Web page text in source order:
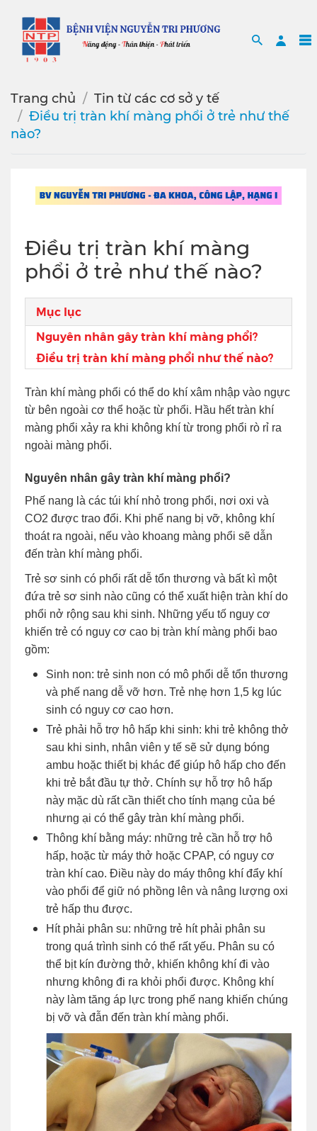
Search
Trang chủ
Tin từ các cơ sở y tế
Điều trị tràn khí màng phổi ở trẻ như thế
nào?
Điều trị tràn khí màng
phổi ở trẻ như thế nào?
Mục lục
Nguyên nhân gây tràn khí màng phổi?
Điều trị tràn khí màng phổi như thế nào?
Tràn khí màng phổi có thể do khí xâm nhập vào ngực
từ bên ngoài cơ thể hoặc từ phổi. Hầu hết tràn khí
màng phổi xảy ra khi không khí từ trong phổi rò rỉ ra
ngoài màng phổi.
Nguyên nhân gây tràn khí màng phổi?
Phế nang là các túi khí nhỏ trong phổi, nơi oxi và
CO2 được trao đổi. Khi phế nang bị vỡ, không khí
thoát ra ngoài, nếu vào khoang màng phổi sẽ dẫn
đến tràn khí màng phổi.
Trẻ sơ sinh có phổi rất dễ tổn thương và bất kì một
đứa trẻ sơ sinh nào cũng có thể xuất hiện tràn khí do
phổi nở rộng sau khi sinh. Những yếu tố nguy cơ
khiến trẻ có nguy cơ cao bị tràn khí màng phổi bao
gồm:
Sinh non: trẻ sinh non có mô phổi dễ tổn thương
và phế nang dễ vỡ hơn. Trẻ nhẹ hơn 1,5 kg lúc
sinh có nguy cơ cao hơn.
Trẻ phải hỗ trợ hô hấp khi sinh: khi trẻ không thở
sau khi sinh, nhân viên y tế sẽ sử dụng bóng
ambu hoặc thiết bị khác để giúp hô hấp cho đến
khi trẻ bắt đầu tự thở. Chính sự hỗ trợ hô hấp
này mặc dù rất cần thiết cho tính mạng của bé
nhưng ại có thể gây tràn khí màng phổi.
Thông khí bằng máy: những trẻ cần hỗ trợ hô
hấp, hoặc từ máy thở hoặc CPAP, có nguy cơ
tràn khí cao. Điều này do máy thông khí đẩy khí
vào phổi để giữ nó phồng lên và nâng lượng oxi
trẻ hấp thu được.
Hít phải phân su: những trẻ hít phải phân su
trong quá trình sinh có thể rất yếu. Phân su có
thể bịt kín đường thở, khiến không khí đi vào
nhưng không đi ra khỏi phổi được. Không khí
này làm tăng áp lực trong phế nang khiến chúng
bị vỡ và đẫn đến tràn khí màng phổi.